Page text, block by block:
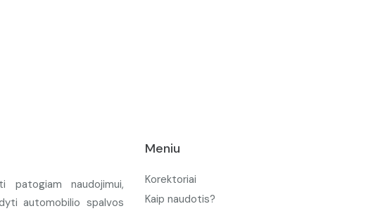
patogiam naudojimui,
automobilio spalvos
Meniu
Korektoriai
Kaip naudotis?